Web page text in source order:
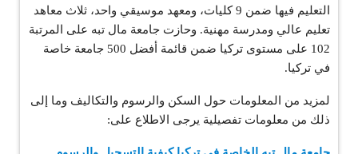
التعليم فيها ضمن 9 كليات، ومعهد موسيقي واحد، ثلاث معاهد
تعليم عالي ومدرسة مهنية. وحازت جامعة مال تبه على المرتبة
102 على مستوى تركيا ضمن قائمة أفضل 500 جامعة خاصة
في تركيا.
لمزيد من المعلومات حول السكن والرسوم والتكاليف وما إلى
ذلك من معلومات تفصيلية يرجى الاطلاع على: